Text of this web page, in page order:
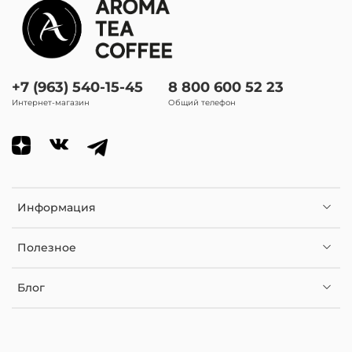
Разновидность арабики:
Катуаи/ катурра
Моносорта
Информация
Полезное
Блог
+7 (963) 540-15-45
Интернет-магазин
8 800 600 52 23
Общий телефон